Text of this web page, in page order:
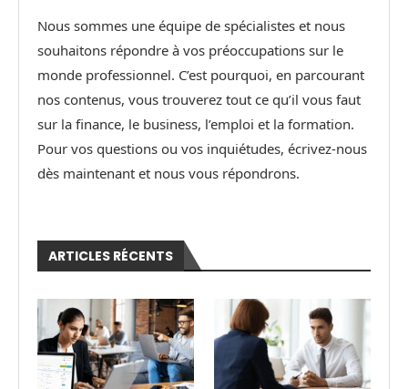
Nous sommes une équipe de spécialistes et nous
souhaitons répondre à vos préoccupations sur le
monde professionnel. C’est pourquoi, en parcourant
nos contenus, vous trouverez tout ce qu’il vous faut
sur la finance, le business, l’emploi et la formation.
Pour vos questions ou vos inquiétudes, écrivez-nous
dès maintenant et nous vous répondrons.
ARTICLES RÉCENTS